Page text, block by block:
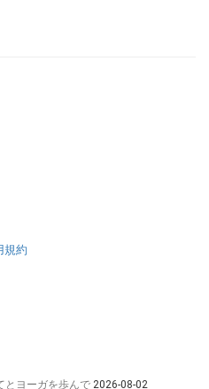
規約
とヨーガを歩んで 2026-08-02